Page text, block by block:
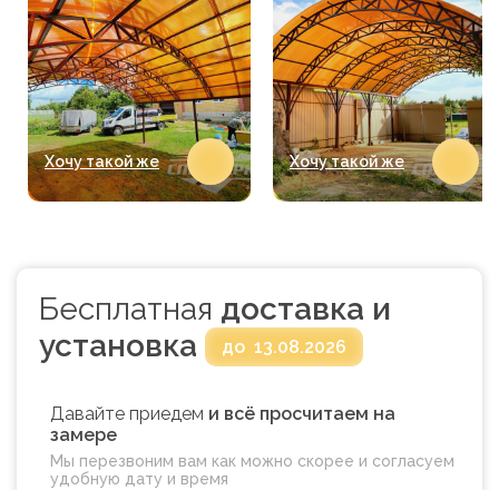
Хочу такой же Хочу такой же
Бесплатная доставка и
установка
до 13.08.2026
Давайте приедем и всё просчитаем на
замере
Мы перезвоним вам как можно скорее и согласуем
удобную дату и время